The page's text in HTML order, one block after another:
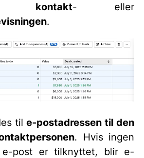
, kontakt- eller
.
tile-postadressen til den
. Hvis ingen
e-post er tilknyttet, blir e-